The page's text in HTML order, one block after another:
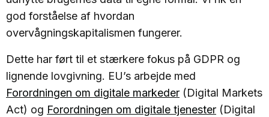
god forståelse af hvordan
overvågningskapitalismen fungerer.
Dette har ført til et stærkere fokus på GDPR og
lignende lovgivning. EU’s arbejde med
Forordningen om digitale markeder (Digital Markets
Act) og Forordningen om digitale tjenester (Digital